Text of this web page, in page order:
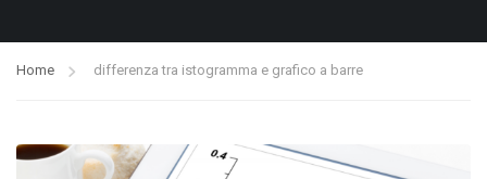
Home differenza tra istogramma e grafico a barre